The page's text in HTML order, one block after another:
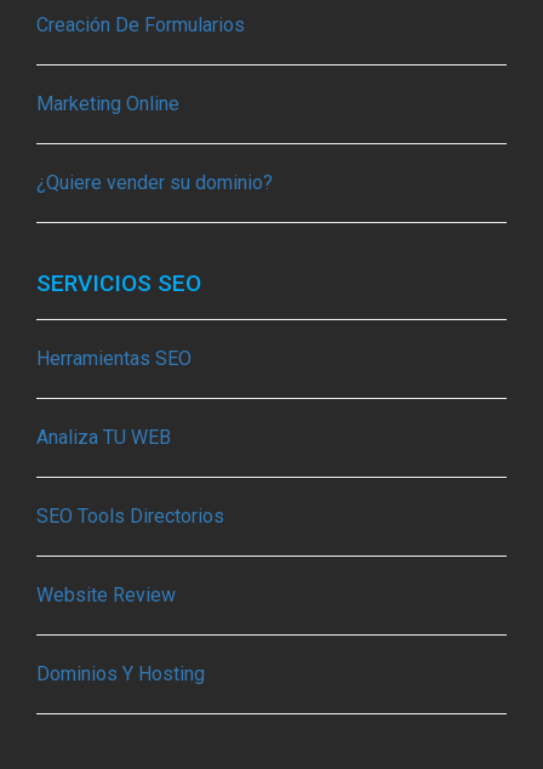
Creación De Formularios
Marketing Online
¿Quiere vender su dominio?
SERVICIOS SEO
Herramientas SEO
Analiza TU WEB
SEO Tools Directorios
Website Review
Dominios Y Hosting